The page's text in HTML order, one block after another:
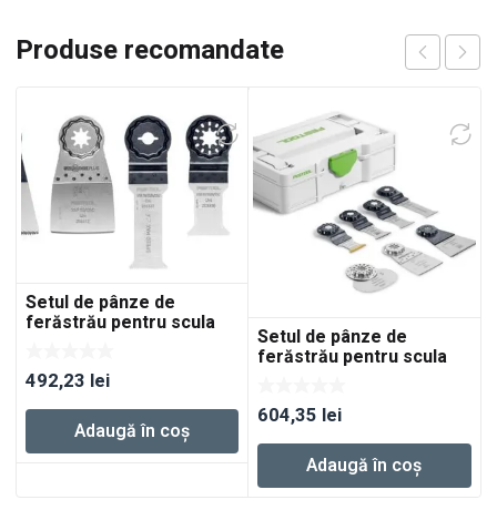
Produse recomandate
Setul de pânze de
ferăstrău pentru scula
SORT/5
492,23 lei
Adaugă în coș
Setul de pânze de
ferăstrău pentru scula
76-OSC-SORT/7
604,35 lei
Adaugă în coș